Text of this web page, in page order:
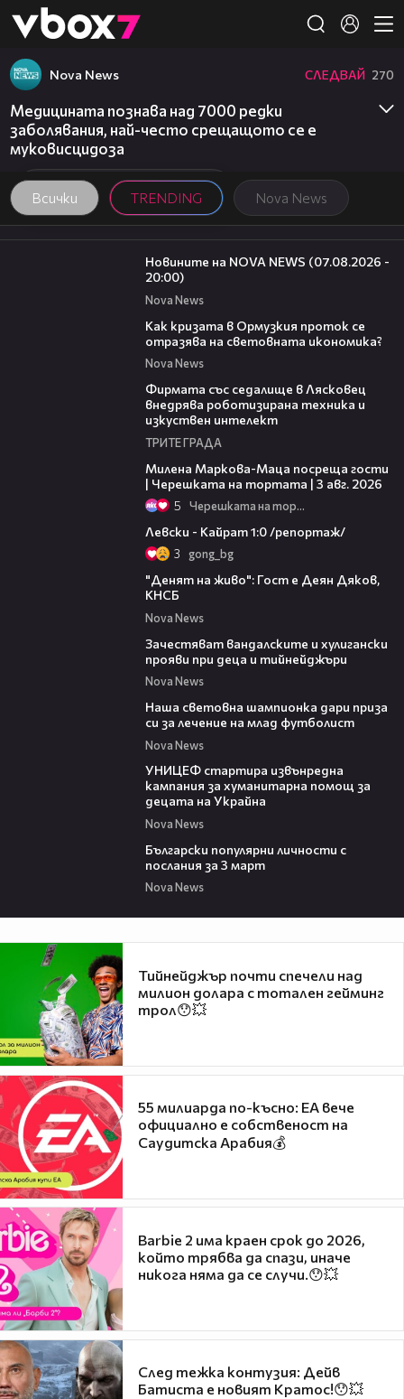
👾
Всички TRENDING Nova News
Nova News СЛЕДВАЙ 270
Медицината познава над 7000 редки
заболявания, най-често срещащото се е
муковисцидоза
22:56
Новините на NOVA NEWS (07.08.2026 -
20:00)
Nova News
Как кризата в Ормузкия проток се
отразява на световната икономика?
Nova News
Фирмата със седалище в Лясковец
внедрява роботизирана техника и
изкуствен интелект
ТРИТЕ ГРАДА
Милена Маркова-Маца посреща гости
| Черешката на тортата | 3 авг. 2026
5 Черешката на тортата
Левски - Кайрат 1:0 /репортаж/
3 gong_bg
"Денят на живо": Гост е Деян Дяков,
КНСБ
Nova News
Зачестяват вандалските и хулигански
прояви при деца и тийнейджъри
Nova News
Наша световна шампионка дари приза
си за лечение на млад футболист
Nova News
УНИЦЕФ стартира извънредна
кампания за хуманитарна помощ за
децата на Украйна
Nova News
Български популярни личности с
послания за 3 март
Nova News
Тийнейджър почти спечели над
милион долара с тотален гейминг
трол😯💥
55 милиарда по-късно: EA вече
официално е собственост на
Саудитска Арабия💰
Barbie 2 има краен срок до 2026,
който трябва да спази, иначе
никога няма да се случи.😯💥
След тежка контузия: Дейв
Батиста е новият Кратос!😯💥